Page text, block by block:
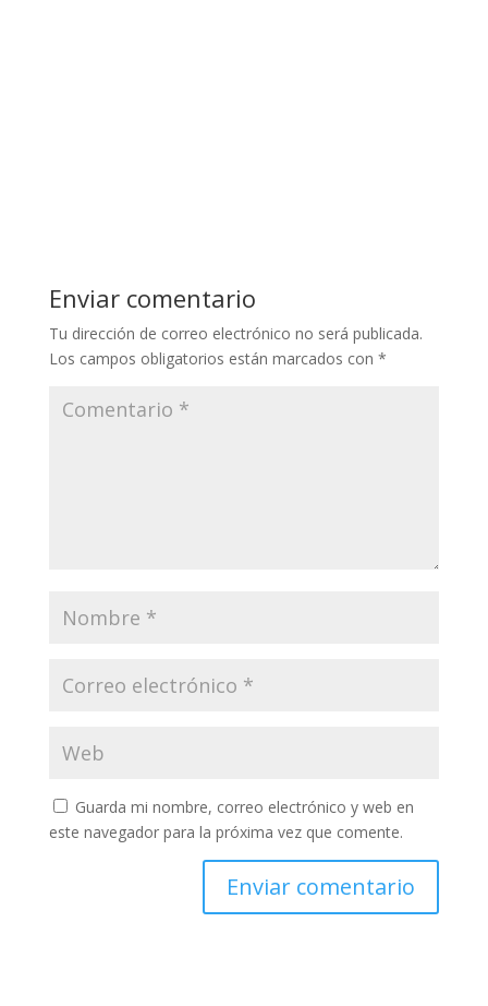
Enviar comentario
Tu dirección de correo electrónico no será publicada.
Los campos obligatorios están marcados con *
Guarda mi nombre, correo electrónico y web en
este navegador para la próxima vez que comente.